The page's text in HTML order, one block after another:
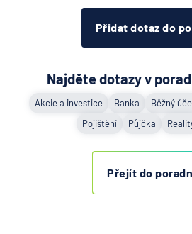
Přidat dotaz do
Najděte dotazy v
Akcie a investice Banka Běžný
Pojištění
Půjčka
Přejít do